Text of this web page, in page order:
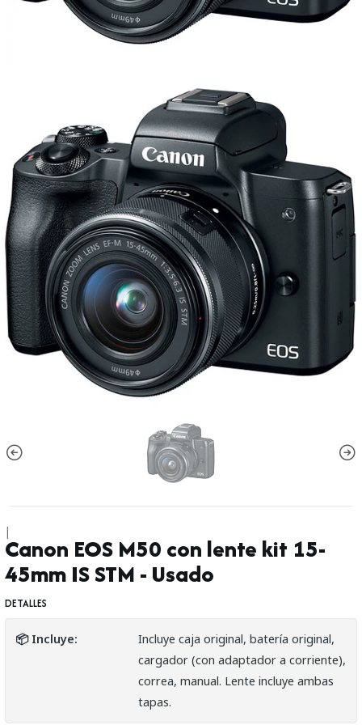
|
Canon EOS M50 con lente kit 15-
45mm IS STM - Usado
DETALLES
📦 Incluye:
Incluye caja original, batería original,
cargador (con adaptador a corriente),
correa, manual. Lente incluye ambas
tapas.